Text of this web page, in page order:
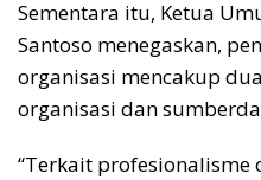
Sementara itu, Ketua
Santoso menegaskan,
organisasi mencakup
organisasi dan
“Terkait profesionalisme